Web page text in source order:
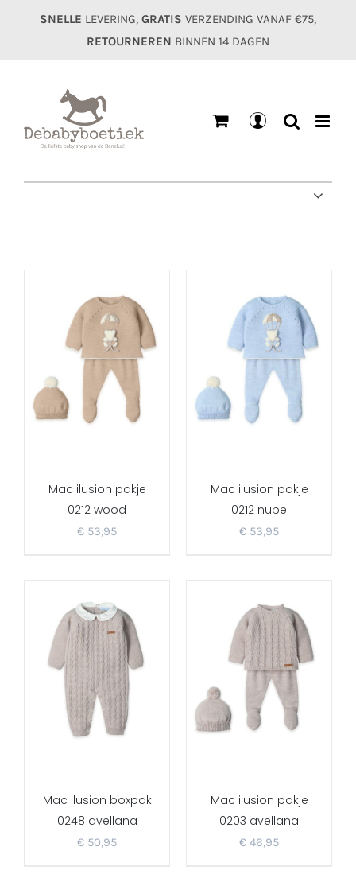
SNELLE LEVERING, GRATIS VERZENDING VANAF €75,
RETOURNEREN BINNEN 14 DAGEN
Mac ilusion pakje
0212 wood
€ 53,95
Mac ilusion pakje
0212 nube
€ 53,95
Mac ilusion boxpak
0248 avellana
€ 50,95
Mac ilusion pakje
0203 avellana
€ 46,95